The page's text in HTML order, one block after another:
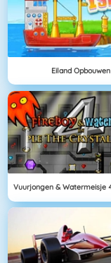
Eiland Opbouwen